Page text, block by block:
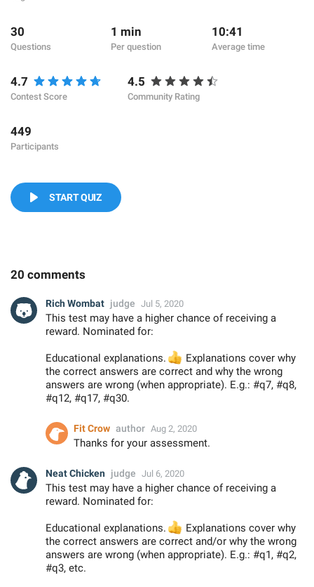
30
Questions
1 min
Per question
10:41
Average time
4.7
Contest Score
4.5
Community Rating
449
Participants
START QUIZ
20 comments
Rich Wombat judge Jul 5, 2020
This test may have a higher chance of receiving a
reward. Nominated for:
Educational explanations.
👍Explanations cover why
the correct answers are correct and why the wrong
answers are wrong (when appropriate). E.g.: #q7, #q8,
#q12, #q17, #q30.
Fit Crow author Aug 2, 2020
Thanks for your assessment.
Neat Chicken judge Jul 6, 2020
This test may have a higher chance of receiving a
reward. Nominated for:
Educational explanations.
👍Explanations cover why
the correct answers are correct and/or why the wrong
answers are wrong (when appropriate). E.g.: #q1, #q2,
#q3, etc.